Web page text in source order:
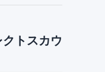
トスカウ